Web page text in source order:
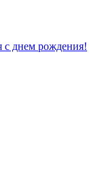
с днем рождения!